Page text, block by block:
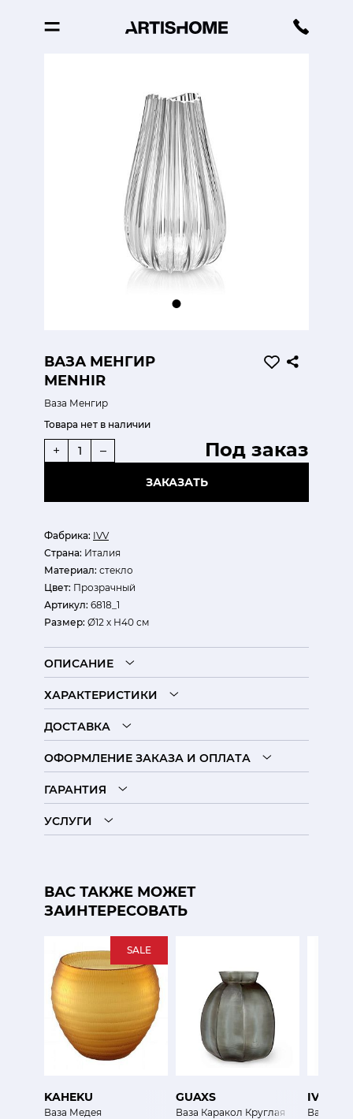
ВАЗА МЕНГИР
MENHIR
Ваза Менгир
Фабрика: IVV
Страна: Италия
Материал: стекло
Цвет: Прозрачный
Артикул: 6818_1
Размер: Ø12 х Н40 см
Товара нет в наличии
Под заказ
+ –
ЗАКАЗАТЬ
ОПИСАНИЕ
ХАРАКТЕРИСТИКИ
ДОСТАВКА
ОФОРМЛЕНИЕ ЗАКАЗА И ОПЛАТА
ГАРАНТИЯ
УСЛУГИ
ВАС ТАКЖЕ МОЖЕТ
ЗАИНТЕРЕСОВАТЬ
SALE
KAHEKU
Ваза Медея
GUAXS
Ваза Каракол Круглая
IVV
Ваза